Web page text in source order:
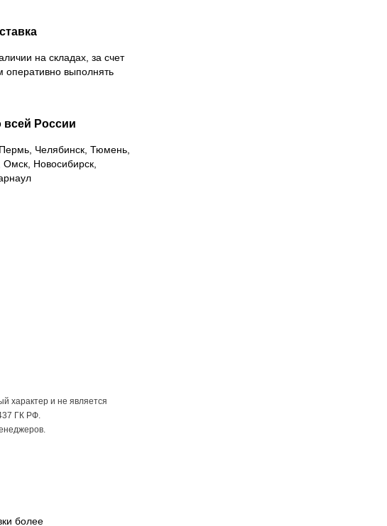
на складах, за счет
выполнять
всей России
Челябинск, Тюмень,
Омск, Новосибирск,
характер и не является
ГК РФ.
более